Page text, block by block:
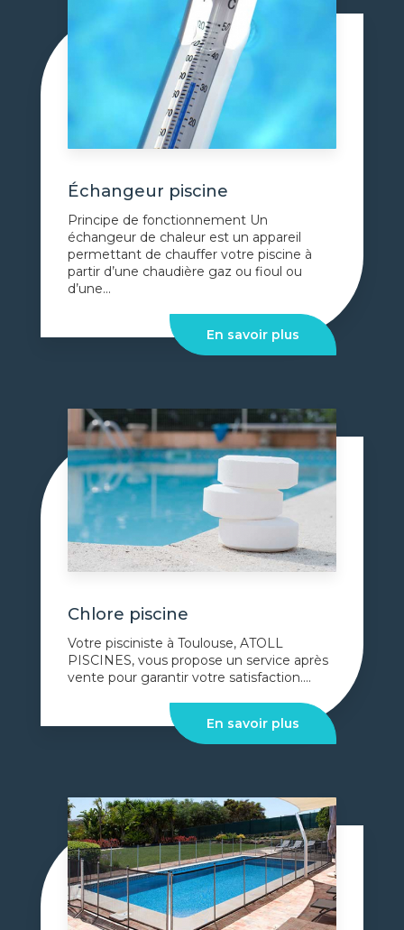
Échangeur piscine
Principe de fonctionnement Un
échangeur de chaleur est un appareil
permettant de chauffer votre piscine à
partir d’une chaudière gaz ou fioul ou
d’une...
En savoir plus
Chlore piscine
Votre pisciniste à Toulouse, ATOLL
PISCINES, vous propose un service après
vente pour garantir votre satisfaction....
En savoir plus